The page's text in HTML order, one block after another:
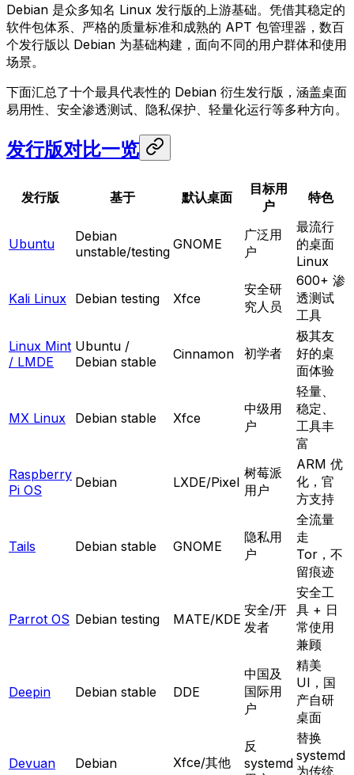
Debian 是众多知名 Linux 发行版的上游基础。凭借其稳定的
软件包体系、严格的质量标准和成熟的 APT 包管理器，数百
个发行版以 Debian 为基础构建，面向不同的用户群体和使用
场景。
下面汇总了十个最具代表性的 Debian 衍生发行版，涵盖桌面
易用性、安全渗透测试、隐私保护、轻量化运行等多种方向。
发行版对比一览
发行版 基于 默认桌面
目标用
户
特色
Ubuntu
Debian
unstable/testing GNOME
广泛用
户
最流行
的桌面
Linux
Kali Linux Debian testing Xfce
安全研
究人员
600+ 渗
透测试
工具
Linux Mint
/ LMDE
Ubuntu /
Debian stable
Cinnamon 初学者
极其友
好的桌
面体验
MX Linux Debian stable Xfce
中级用
户
轻量、
稳定、
工具丰
富
Raspberry
Pi OS
Debian LXDE/Pixel
树莓派
用户
ARM 优
化，官
方支持
Tails Debian stable GNOME
隐私用
户
全流量
走
Tor，不
留痕迹
Parrot OS Debian testing MATE/KDE
安全/开
发者
安全工
具 + 日
常使用
兼顾
Deepin Debian stable DDE
中国及
国际用
户
精美
UI，国
产自研
桌面
Devuan Debian Xfce/其他
反
systemd
替换
systemd
为传统